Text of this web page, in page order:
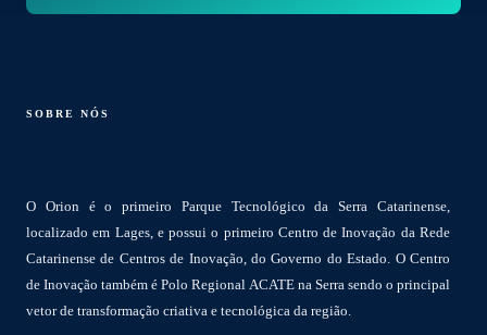
SOBRE NÓS
O Orion é o primeiro Parque Tecnológico da Serra Catarinense,
localizado em Lages, e possui o primeiro Centro de Inovação da Rede
Catarinense de Centros de Inovação, do Governo do Estado. O Centro
de Inovação também é Polo Regional ACATE na Serra sendo o principal
vetor de transformação criativa e tecnológica da região.